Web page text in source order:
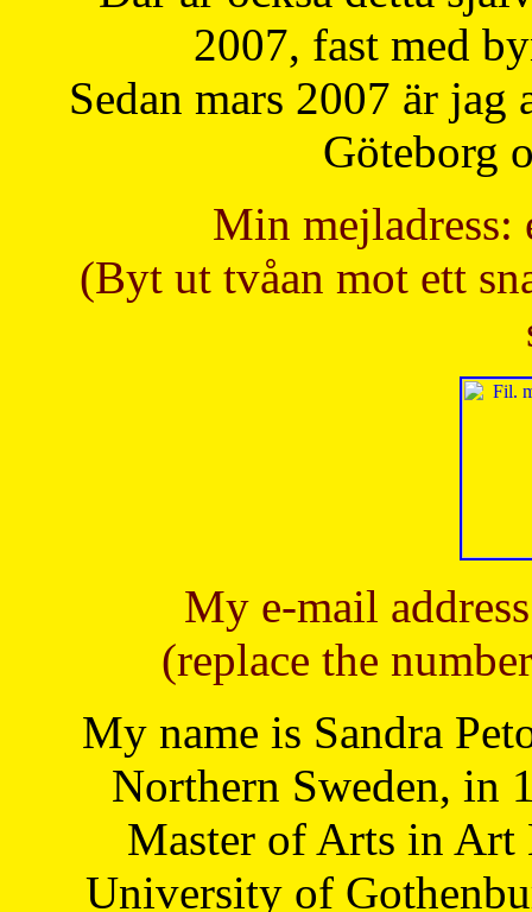
2007, fast med
Sedan mars 2007 är
Göteborg
Min mejladress:
(Byt ut tvåan mot ett
My e-mail
(replace the
My name is Sandra
Northern Sweden, in
Master of Arts in Art
University of